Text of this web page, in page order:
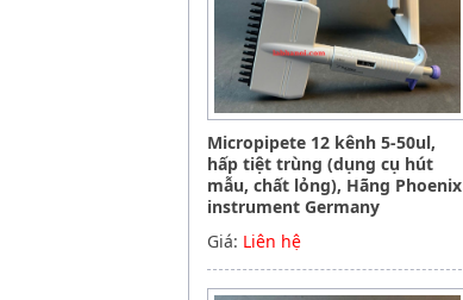
Micropipete 12 kênh 5-50ul,
hấp tiệt trùng (dụng cụ hút
mẫu, chất lỏng), Hãng Phoenix
instrument Germany
Giá: Liên hệ